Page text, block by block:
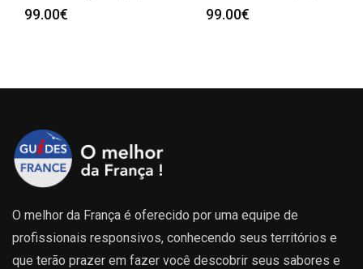
99.00€ 99.00€
O melhor da França é oferecido por uma equipe de
profissionais responsivos, conhecendo seus territórios e
que terão prazer em fazer você descobrir seus sabores e